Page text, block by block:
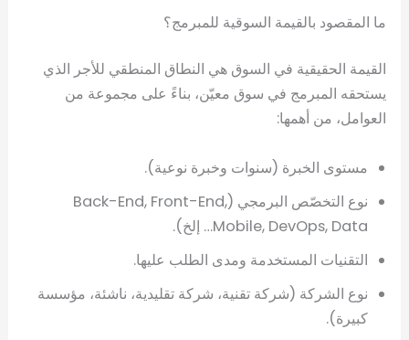
ما المقصود بالقيمة السوقية للمبرمج؟
القيمة الحقيقية في السوق هي النطاق المنطقي للأجر الذي
يستحقه المبرمج في سوق معيّن، بناءً على مجموعة من
العوامل، من أهمها:
مستوى الخبرة (سنوات وخبرة نوعية).
نوع التخصّص البرمجي (Back-End, Front-End,
Mobile, DevOps, Data… إلخ).
التقنيات المستخدمة ومدى الطلب عليها.
نوع الشركة (شركة تقنية، شركة تقليدية، ناشئة، مؤسسة
كبيرة).